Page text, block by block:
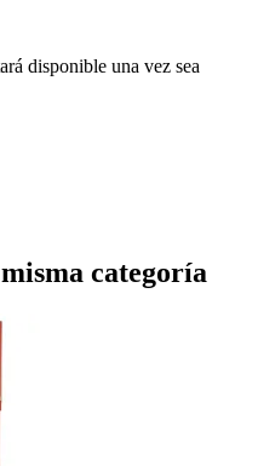
disponible una vez sea
categoría